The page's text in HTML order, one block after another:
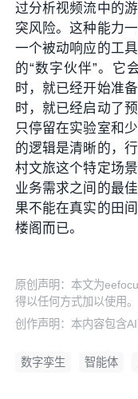
过分析视频流中的
突风险。这种能力
一个被动响应的工
的“数字伙伴”。它
时，就已经开始准
时，就已经启动了
只停留在实验室和
的逻辑是清晰的，
村文旅这个特定场
业务需求之间的最
果不能在真实的田
楼阁而已。
原创声明：本文为
得以任何方式加以使用
创作声明：本内容包含AI
数字孪生 智能体